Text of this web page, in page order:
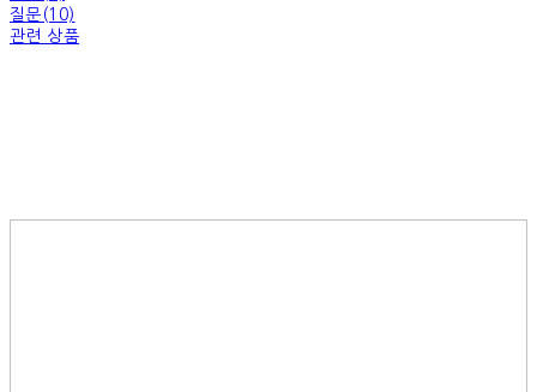
질문(10)
관련 상품